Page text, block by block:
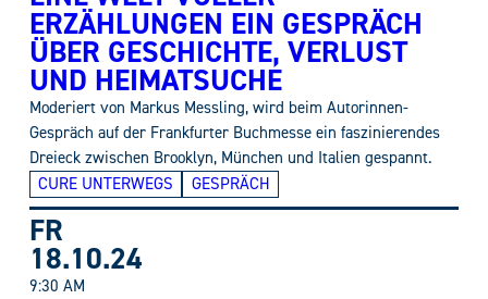
ERZÄHLUNGEN EIN GESPRÄCH
ÜBER GESCHICHTE, VERLUST
UND HEIMATSUCHE
Moderiert von Markus Messling, wird beim Autorinnen-
Gespräch auf der Frankfurter Buchmesse ein faszinierendes
Dreieck zwischen Brooklyn, München und Italien gespannt.
CURE UNTERWEGS
GESPRÄCH
FR
18.10.24
9:30 AM